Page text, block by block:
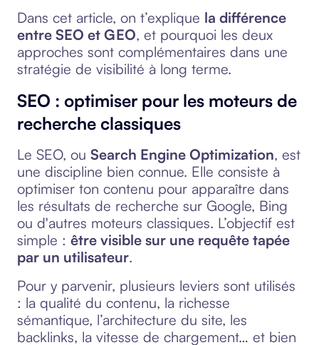
Dans cet article, on t’explique la différence
entre SEO et GEO, et pourquoi les deux
approches sont complémentaires dans une
stratégie de visibilité à long terme.
SEO : optimiser pour les moteurs de
recherche classiques
Le SEO, ou Search Engine Optimization, est
une discipline bien connue. Elle consiste à
optimiser ton contenu pour apparaître dans
les résultats de recherche sur Google, Bing
ou d'autres moteurs classiques. L’objectif est
simple : être visible sur une requête tapée
par un utilisateur.
Pour y parvenir, plusieurs leviers sont utilisés
: la qualité du contenu, la richesse
sémantique, l’architecture du site, les
backlinks, la vitesse de chargement… et bien